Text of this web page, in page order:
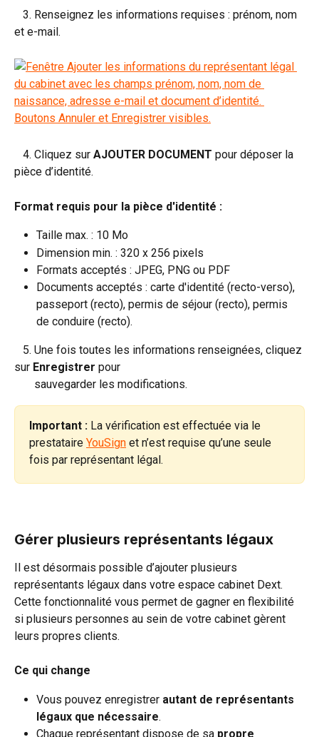
et e-mail.
   4. Cliquez sur
AJOUTER DOCUMENT pour déposer la
pièce d’identité.
Format requis pour la pièce d'identité :
Taille max. : 10 Mo
Dimension min. : 320 x 256 pixels
Formats acceptés : JPEG, PNG ou PDF
Documents acceptés : carte d'identité (recto-verso),
passeport (recto), permis de séjour (recto), permis
de conduire (recto).
sur Enregistrer pour
       sauvegarder les modifications.
Important : La vérification est effectuée via le
prestataire YouSign et n’est requise qu’une seule
fois par représentant légal.
Gérer plusieurs représentants légaux
Il est désormais possible d’ajouter plusieurs
représentants légaux dans votre espace cabinet Dext.
Cette fonctionnalité vous permet de gagner en flexibilité
si plusieurs personnes au sein de votre cabinet gèrent
leurs propres clients.
Ce qui change
Vous pouvez enregistrer autant de représentants
légaux que nécessaire.
Chaque représentant dispose de sa propre